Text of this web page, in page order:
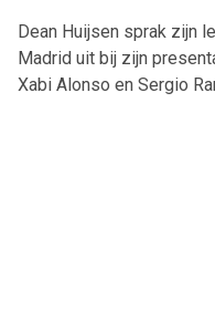
Dean Huijsen sprak zijn
Madrid uit bij zijn
Xabi Alonso en Sergio